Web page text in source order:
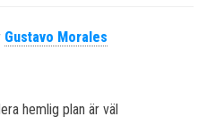
Gustavo Morales
hemlig plan är väl